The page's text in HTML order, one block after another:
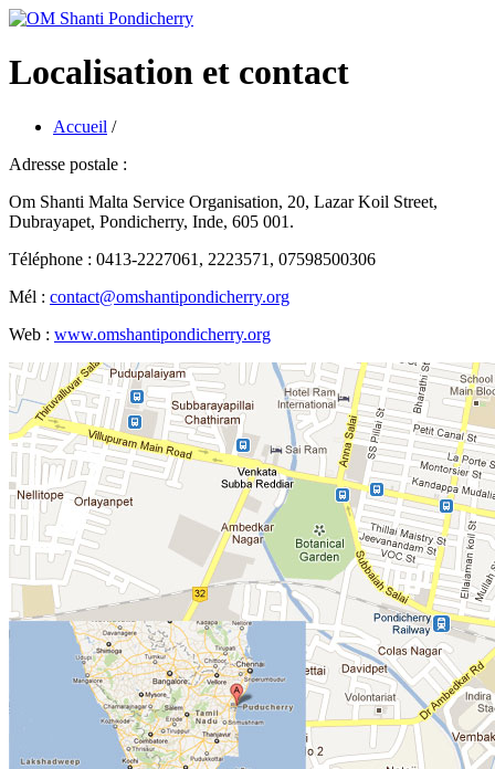
Localisation et contact
Accueil /
Adresse postale :
Om Shanti Malta Service Organisation, 20, Lazar Koil Street,
Dubrayapet, Pondicherry, Inde, 605 001.
Téléphone : 0413-2227061, 2223571, 07598500306
Mél : contact@omshantipondicherry.org
Web : www.omshantipondicherry.org